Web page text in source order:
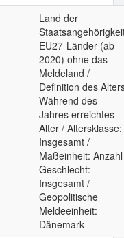
Land der
EU27-Länder (ab
2020) ohne das
Meldeland /
Definition des
Während des
Jahres erreichtes
Alter / Altersklasse:
Insgesamt /
Maßeinheit:
Geschlecht:
Insgesamt /
Geopolitische
Meldeeinheit:
Dänemark